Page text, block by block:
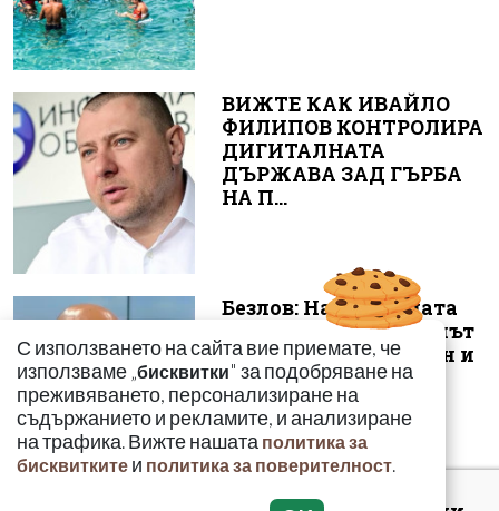
ВИЖТЕ КАК ИВАЙЛО
ФИЛИПОВ КОНТРОЛИРА
ДИГИТАЛНАТА
ДЪРЖАВА ЗАД ГЪРБА
НА П...
Безлов: Най-голямата
опасност е фентанилът
да се смесва с кокаин и
„би...
С използването на сайта вие приемате, че
използваме „бисквитки" за подобряване на
преживяването, персонализиране на
съдържанието и рекламите, и анализиране
на трафика. Вижте нашата политика за
бисквитките и политика за поверителност.